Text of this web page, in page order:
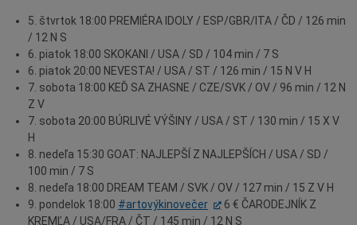
Primátor
Otázky a odpovede
Napísali o nás
Osobnosti
História
Ocenenia
Voľby
Šport
5. štvrtok 18:00 PREMIÉRA IDOLY / ESP/GBR/ITA / ČD / 126 min
/ 12 N S
6. piatok 18:00 SKOKANI / USA / SD / 104 min / 7 S
6. piatok 20:00 NEVESTA! / USA / ST / 126 min / 15 N V H
7. sobota 18:00 KEĎ SA ZHASNE / CZE/SVK / OV / 96 min / 12 N
Z V
7. sobota 20:00 BÚRLIVÉ VÝŠINY / USA / ST / 130 min / 15 X V
H
8. nedeľa 15:30 GOAT: NAJLEPŠÍ Z NAJLEPŠÍCH / USA / SD /
100 min / 7 S
8. nedeľa 18:00 DREAM TEAM / SVK / OV / 127 min / 15 Z V H
9. pondelok 18:00 #artovýkinovečer
6 € ČARODEJNÍK Z
KREMĽA / USA/FRA / ČT / 145 min / 12 N S